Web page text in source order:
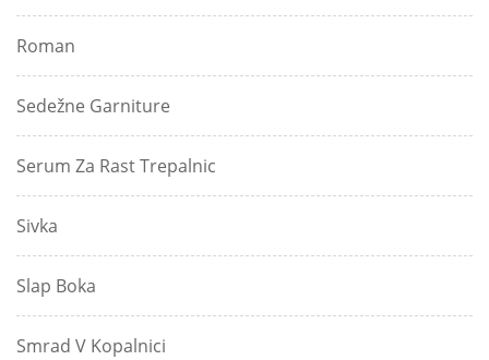
Roman
Sedežne Garniture
Serum Za Rast Trepalnic
Sivka
Slap Boka
Smrad V Kopalnici